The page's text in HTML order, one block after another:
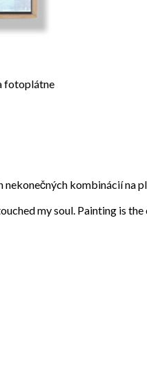
fotoplátne
kombinácií na
my soul. Painting is